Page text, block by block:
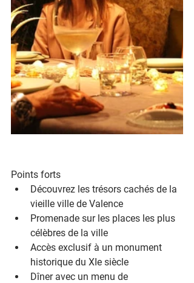
Points forts
Découvrez les trésors cachés de la
vieille ville de Valence
Promenade sur les places les plus
célèbres de la ville
Accès exclusif à un monument
historique du XIe siècle
Dîner avec un menu de